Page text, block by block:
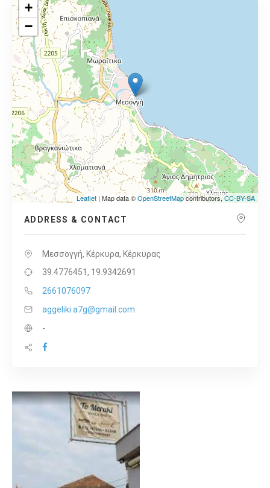
+
−
Leaflet | Map data ©OpenStreetMapcontributors,CC-BY-SA
ADDRESS & CONTACT
Μεσσογγή, Κέρκυρα, Κέρκυρας
39.4776451, 19.9342691
2661076097
aggeliki.a7g@gmail.com
-